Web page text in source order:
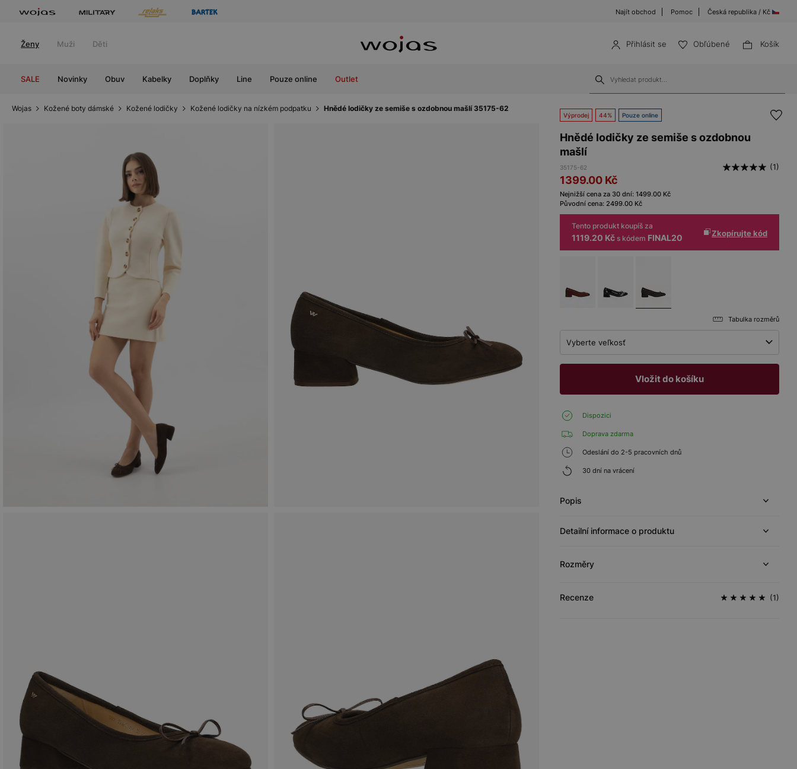
Najít obchod Pomoc Česká republika / Kč
Ženy Muži Děti Přihlásit se Obľúbené Košík
SALE Novinky Obuv Kabelky Doplňky Line Pouze online Outlet
Wojas Kožené boty dámské Kožené lodičky Kožené lodičky na nízkém podpatku Hnědé lodičky ze semiše s ozdobnou mašlí 35175-62
Výprodej 44% Pouze online
Hnědé lodičky ze semiše s ozdobnou
mašlí
35175-62 (1)
1399.00 Kč
Nejnižší cena za 30 dní: 1499.00 Kč
Původní cena: 2499.00 Kč
Tento produkt koupíš za
1119.20 Kč s kódem FINAL20 Zkopírujte kód
Tabulka rozměrů
Vyberte veľkosť
Vložit do košíku
Dispozici
Doprava zdarma
Odeslání do 2-5 pracovních dnů
30 dní na vrácení
Popis
Detailní informace o produktu
Rozměry
Recenze (1)